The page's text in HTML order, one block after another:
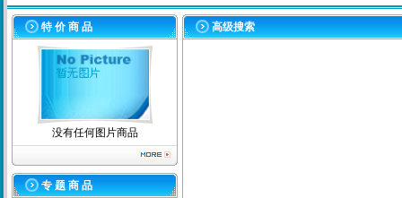
特 价 商 品
没有任何图片商品
专 题 商 品
高级搜索